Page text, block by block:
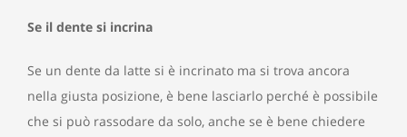
Se il dente si incrina
Se un dente da latte si è incrinato ma si trova ancora
nella giusta posizione, è bene lasciarlo perché è possibile
che si può rassodare da solo, anche se è bene chiedere